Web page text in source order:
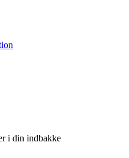
i din indbakke